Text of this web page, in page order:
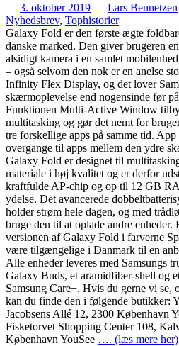
3. oktober 2019 Lars Bennetzen
Nyhedsbrev, Tophistorier
Galaxy Fold er den første ægte
danske marked. Den giver brugeren
alsidigt kamera i en samlet
– også selvom den nok er en anelse
Infinity Flex Display, og det lover
skærmoplevelse end nogensinde før
Funktionen Multi-Active Window
multitasking og gør det nemt for
tre forskellige apps på samme tid.
overgange til apps mellem den ydre
Galaxy Fold er designet til
materiale i høj kvalitet og er derfor
kraftfulde AP-chip og op til 12 GB
ydelse. Det avancerede
holder strøm hele dagen, og med
bruge den til at oplade andre
versionen af Galaxy Fold i farverne
være tilgængelige i Danmark til en
Alle enheder leveres med Samsungs
Galaxy Buds, et aramidfiber-shell og
Samsung Care+. Hvis du gerne vi se,
kan du finde den i følgende butikker:
Jacobsens Allé 12, 2300 København
Fisketorvet Shopping Center 108,
København YouSee …. (læs mere her)